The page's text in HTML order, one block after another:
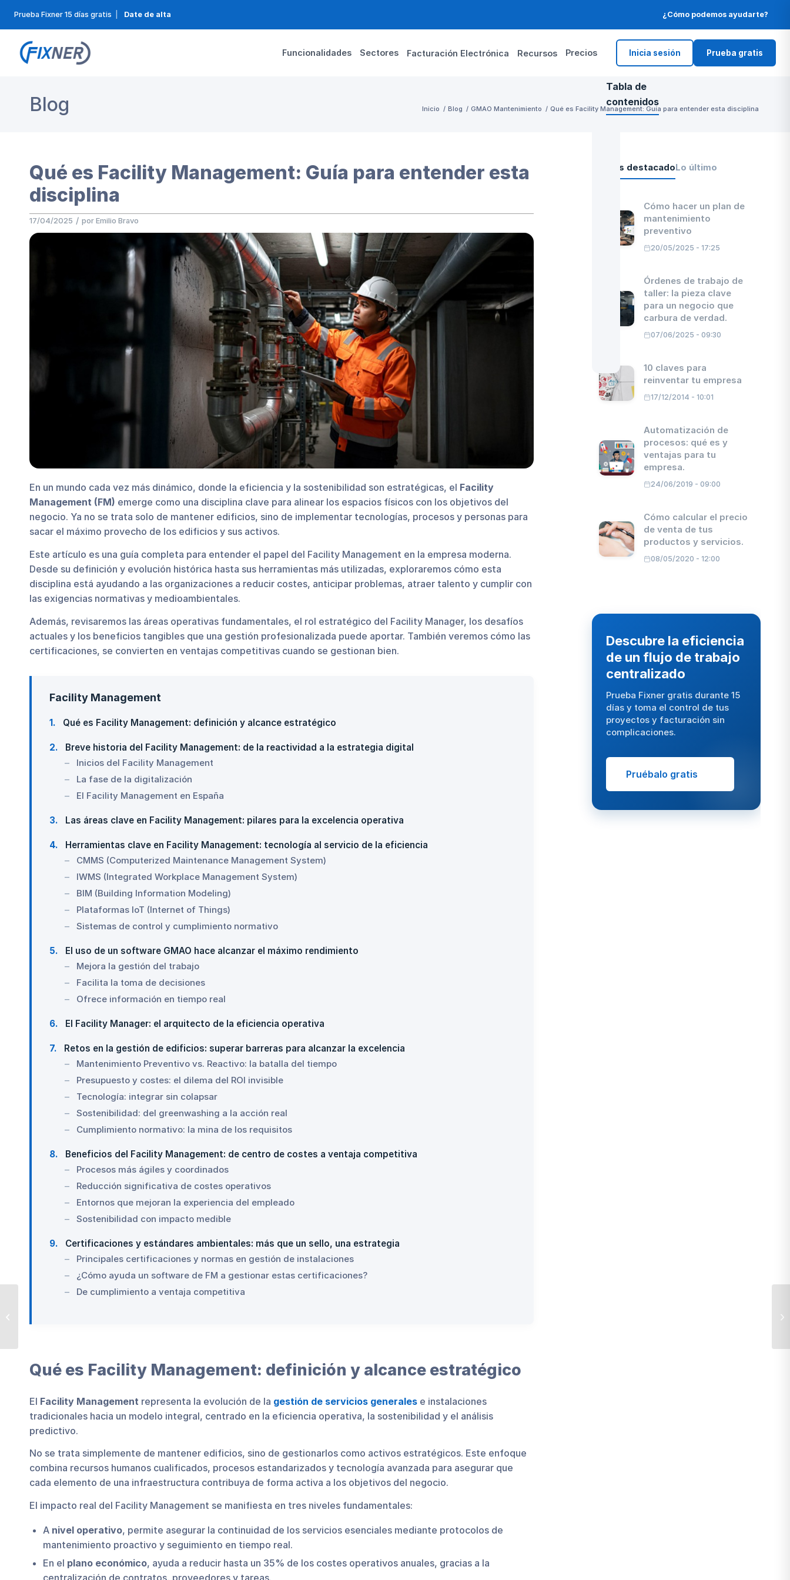
Prueba Fixner 15 días gratis Date de alta ¿Cómo podemos ayudarte?
Funcionalidades Sectores Facturación Electrónica Recursos Precios Inicia sesión Prueba gratis
Blog Inicio / Blog / GMAO Mantenimiento / Qué es Facility Management: Guía para entender esta disciplina
Qué es Facility Management: Guía para entender esta
disciplina
17/04/2025 / porEmilio Bravo
En un mundo cada vez más dinámico, donde la eficiencia y la sostenibilidad son estratégicas, el Facility
Management (FM) emerge como una disciplina clave para alinear los espacios físicos con los objetivos del
negocio. Ya no se trata solo de mantener edificios, sino de implementar tecnologías, procesos y personas para
sacar el máximo provecho de los edificios y sus activos.
Este artículo es una guía completa para entender el papel del Facility Management en la empresa moderna.
Desde su definición y evolución histórica hasta sus herramientas más utilizadas, exploraremos cómo esta
disciplina está ayudando a las organizaciones a reducir costes, anticipar problemas, atraer talento y cumplir con
las exigencias normativas y medioambientales.
Además, revisaremos las áreas operativas fundamentales, el rol estratégico del Facility Manager, los desafíos
actuales y los beneficios tangibles que una gestión profesionalizada puede aportar. También veremos cómo las
certificaciones, se convierten en ventajas competitivas cuando se gestionan bien.
Facility Management
1 Qué es Facility Management: definición y alcance estratégico
2
Breve historia del Facility Management: de la reactividad a la estrategia digital
Inicios del Facility Management
La fase de la digitalización
El Facility Management en España
3 Las áreas clave en Facility Management: pilares para la excelencia operativa
4
Herramientas clave en Facility Management: tecnología al servicio de la eficiencia
CMMS (Computerized Maintenance Management System)
IWMS (Integrated Workplace Management System)
BIM (Building Information Modeling)
Plataformas IoT (Internet of Things)
Sistemas de control y cumplimiento normativo
5
El uso de un software GMAO hace alcanzar el máximo rendimiento
Mejora la gestión del trabajo
Facilita la toma de decisiones
Ofrece información en tiempo real
6 El Facility Manager: el arquitecto de la eficiencia operativa
7
Retos en la gestión de edificios: superar barreras para alcanzar la excelencia
Mantenimiento Preventivo vs. Reactivo: la batalla del tiempo
Presupuesto y costes: el dilema del ROI invisible
Tecnología: integrar sin colapsar
Sostenibilidad: del greenwashing a la acción real
Cumplimiento normativo: la mina de los requisitos
8
Beneficios del Facility Management: de centro de costes a ventaja competitiva
Procesos más ágiles y coordinados
Reducción significativa de costes operativos
Entornos que mejoran la experiencia del empleado
Sostenibilidad con impacto medible
9
Certificaciones y estándares ambientales: más que un sello, una estrategia
Principales certificaciones y normas en gestión de instalaciones
¿Cómo ayuda un software de FM a gestionar estas certificaciones?
De cumplimiento a ventaja competitiva
Qué es Facility Management: definición y alcance estratégico
El Facility Management representa la evolución de la gestión de servicios generales e instalaciones
tradicionales hacia un modelo integral, centrado en la eficiencia operativa, la sostenibilidad y el análisis
predictivo.
No se trata simplemente de mantener edificios, sino de gestionarlos como activos estratégicos. Este enfoque
combina recursos humanos cualificados, procesos estandarizados y tecnología avanzada para asegurar que
cada elemento de una infraestructura contribuya de forma activa a los objetivos del negocio.
El impacto real del Facility Management se manifiesta en tres niveles fundamentales:
A nivel operativo, permite asegurar la continuidad de los servicios esenciales mediante protocolos de
mantenimiento proactivo y seguimiento en tiempo real.
En el plano económico, ayuda a reducir hasta un 35% de los costes operativos anuales, gracias a la
centralización de contratos, proveedores y tareas.
Lo más destacadoLo último
Cómo hacer un plan de
mantenimiento
preventivo
20/05/2025 - 17:25
Órdenes de trabajo de
taller: la pieza clave
para un negocio que
carbura de verdad.
07/06/2025 - 09:30
10 claves para
reinventar tu empresa
17/12/2014 - 10:01
Automatización de
procesos: qué es y
ventajas para tu
empresa.
24/06/2019 - 09:00
Cómo calcular el precio
de venta de tus
productos y servicios.
08/05/2020 - 12:00
Descubre la eficiencia
de un flujo de trabajo
centralizado
Prueba Fixner gratis durante 15
días y toma el control de tus
proyectos y facturación sin
complicaciones.
Pruébalo gratis
Tabla de
contenidos
definición y
alcance
historia del
Facility
Management:
de la
reactividad a
digital
Las áreas
clave en
Facility
Management:
pilares para
la excelencia
4. Herramientas
clave en
Facility
Management:
eficiencia
5. El uso de un
software
GMAO hace
alcanzar el
máximo
El Facility
Manager:
el
arquitecto
de la
de
superar
barreras
para
alcanzar
la
8.
Beneficios
del Facility
Management:
de centro de
ventaja
Certificaciones
y estándares
entra en vigor la